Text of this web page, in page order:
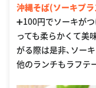
沖縄そば(ソーキプ
➕100円でソーキが
っても柔らかくて美
がる際は是非、ソー
他のランチもラフテ